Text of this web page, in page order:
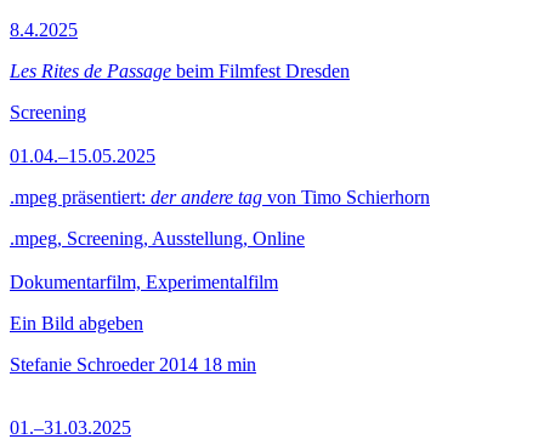
8.4.2025
Les Rites de Passage beim Filmfest Dresden
Screening
01.04.–15.05.2025
.mpeg präsentiert: der andere tag von Timo Schierhorn
.mpeg, Screening, Ausstellung, Online
Dokumentarfilm, Experimentalfilm
Ein Bild abgeben
Stefanie Schroeder 2014 18 min
01.–31.03.2025